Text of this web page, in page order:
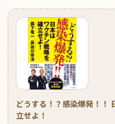
どうする！？感染爆発！！
立せよ！